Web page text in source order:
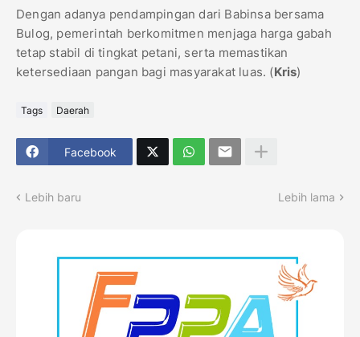
Dengan adanya pendampingan dari Babinsa bersama
Bulog, pemerintah berkomitmen menjaga harga gabah
tetap stabil di tingkat petani, serta memastikan
ketersediaan pangan bagi masyarakat luas. (Kris)
Tags Daerah
Facebook
Lebih baru Lebih lama